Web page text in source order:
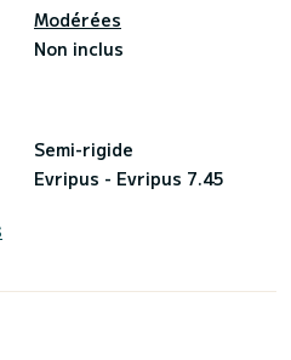
directement via la
Modérées
Non inclus
Semi-rigide
Evripus - Evripus 7.45